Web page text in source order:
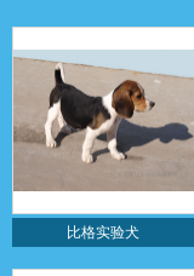
比格实验犬